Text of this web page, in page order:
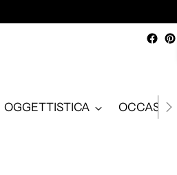
OGGETTISTICA OCCASIONI